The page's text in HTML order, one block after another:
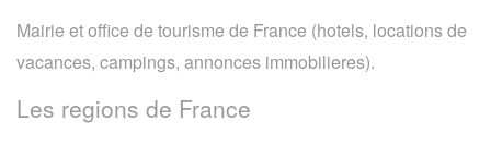
Mairie et office de tourisme de France (hotels, locations de
vacances, campings, annonces immobilieres).
Les regions de France